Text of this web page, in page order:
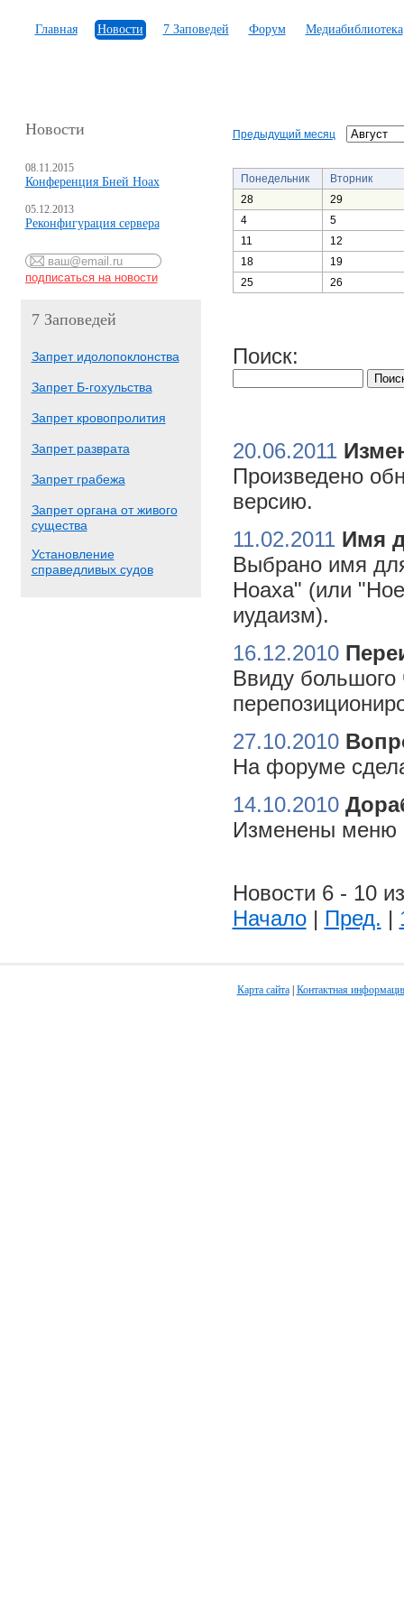
Главная Новости 7 Заповедей Форум Медиабиблиотека
Новости
08.11.2015
Конференция Бней Ноах
05.12.2013
Реконфигурация сервера
7 Заповедей
Запрет идолопоклонства
Запрет Б-гохульства
Запрет кровопролития
Запрет разврата
Запрет грабежа
Запрет органа от живого
существа
Установление
справедливых судов
Предыдущий месяц
Понедельник
Вторник
28
29
4
5
11
12
18
19
25
26
Поиск:
20.06.2011
Произведено
версию.
11.02.2011 Имя
Выбрано имя
Ноаха" (или
иудаизм).
16.12.2010
Ввиду большого
27.10.2010
На форуме
14.10.2010
Изменены меню
Новости 6 - 10
Начало| Пред. |
Карта сайта| Контактная